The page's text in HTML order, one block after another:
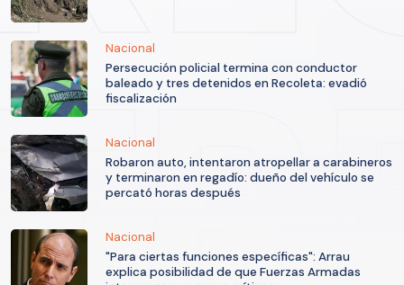
Nacional
Persecución policial termina con conductor
baleado y tres detenidos en Recoleta: evadió
fiscalización
Nacional
Robaron auto, intentaron atropellar a carabineros
y terminaron en regadío: dueño del vehículo se
percató horas después
Nacional
"Para ciertas funciones específicas": Arrau
explica posibilidad de que Fuerzas Armadas